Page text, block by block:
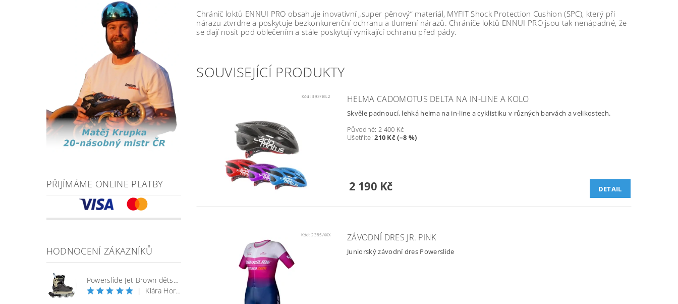
PŘIJÍMÁME ONLINE PLATBY
HODNOCENÍ ZÁKAZNÍKŮ
Powerslide Jet Brown dětské kolečkové brusle
|
Klára Horáčková
Chránič loktů ENNUI PRO obsahuje inovativní „super pěnový“ materiál, MYFIT Shock Protection Cushion (SPC), který při
nárazu ztvrdne a poskytuje bezkonkurenční ochranu a tlumení nárazů. Chrániče loktů ENNUI PRO jsou tak nenápadné, že
se dají nosit pod oblečením a stále poskytují vynikající ochranu před pády.
SOUVISEJÍCÍ PRODUKTY
Kód:393/BIL2 HELMA CADOMOTUS DELTA NA IN-LINE A KOLO
Skvěle padnoucí, lehká helma na in-line a cyklistiku v různých barvách a velikostech.
Původně: 2 400 Kč
Ušetříte:210 Kč (–8 %)
2 190 Kč DETAIL
Kód:2385/XXX ZÁVODNÍ DRES JR. PINK
Juniorský závodní dres Powerslide